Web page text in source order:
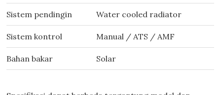
Sistem pendingin Water cooled radiator
Sistem kontrol Manual / ATS / AMF
Bahan bakar Solar